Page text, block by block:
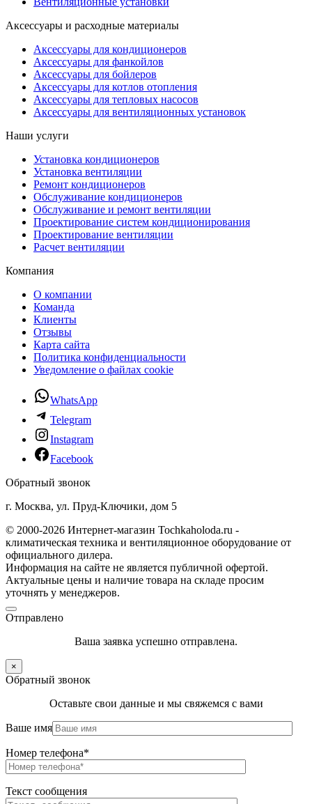
Аксессуары и расходные материалы
Аксессуары для кондиционеров
Аксессуары для фанкойлов
Аксессуары для бойлеров
Аксессуары для котлов отопления
Аксессуары для тепловых насосов
Аксессуары для вентиляционных установок
Наши услуги
Установка кондиционеров
Установка вентиляции
Ремонт кондиционеров
Обслуживание кондиционеров
Обслуживание и ремонт вентиляции
Проектирование систем кондиционирования
Проектирование вентиляции
Расчет вентиляции
Компания
О компании
Команда
Клиенты
Отзывы
Карта сайта
Политика конфиденциальности
Уведомление о файлах cookie
WhatsApp
Telegram
Instagram
Facebook
Обратный звонок
г. Москва, ул. Пруд-Ключики, дом 5
© 2000-2026 Интернет-магазин Tochkaholoda.ru -
климатическая техника и вентиляционное оборудование от
официального дилера.
Информация на сайте не является публичной офертой.
Актуальные цены и наличие товара на складе просим
уточнять у менеджеров.
Отправлено
Ваша заявка успешно отправлена.
×
Обратный звонок
Оставьте свои данные и мы свяжемся с вами
Ваше имя
Номер телефона*
Текст сообщения